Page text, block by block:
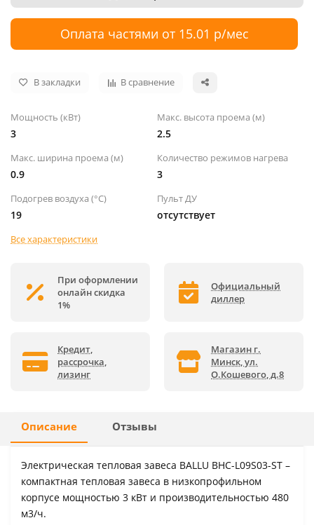
Оплата частями от 15.01 р/мес
В закладки В сравнение
Мощность (кВт)
3
Макс. высота проема (м)
2.5
Макс. ширина проема (м)
0.9
Количество режимов нагрева
3
Подогрев воздуха (°C)
19
Пульт ДУ
отсутствует
Все характеристики
При оформлении
онлайн скидка
1%
Официальный
диллер
Кредит,
рассрочка,
лизинг
Магазин г.
Минск, ул.
О.Кошевого, д.8
Описание Отзывы
Электрическая тепловая завеса BALLU BHC-L09S03-ST –
компактная тепловая завеса в низкопрофильном
корпусе мощностью 3 кВт и производительностью 480
м3/ч.